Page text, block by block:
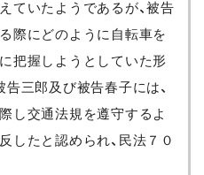
ていたようであるが、被告
際にどのように自転車を
把握しようとしていた形
三郎及び被告春子には、
し交通法規を遵守するよ
したと認められ、民法７０